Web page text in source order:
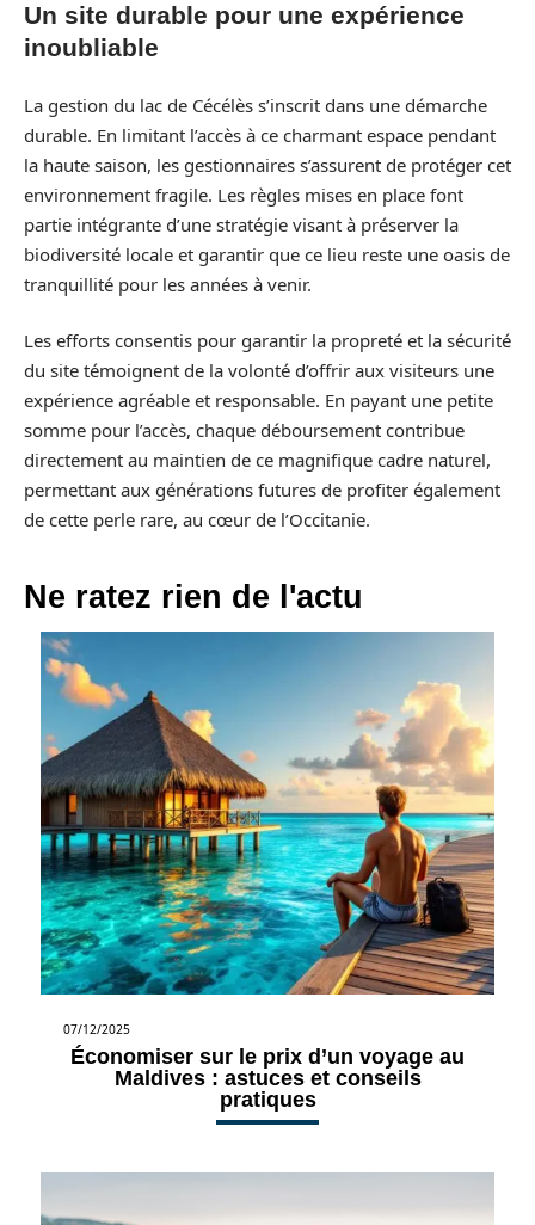
Un site durable pour une expérience
inoubliable
La gestion du lac de Cécélès s’inscrit dans une démarche
durable. En limitant l’accès à ce charmant espace pendant
la haute saison, les gestionnaires s’assurent de protéger cet
environnement fragile. Les règles mises en place font
partie intégrante d’une stratégie visant à préserver la
biodiversité locale et garantir que ce lieu reste une oasis de
tranquillité pour les années à venir.
Les efforts consentis pour garantir la propreté et la sécurité
du site témoignent de la volonté d’offrir aux visiteurs une
expérience agréable et responsable. En payant une petite
somme pour l’accès, chaque déboursement contribue
directement au maintien de ce magnifique cadre naturel,
permettant aux générations futures de profiter également
de cette perle rare, au cœur de l’Occitanie.
Ne ratez rien de l'actu
07/12/2025
Économiser sur le prix d’un voyage au
Maldives : astuces et conseils
pratiques